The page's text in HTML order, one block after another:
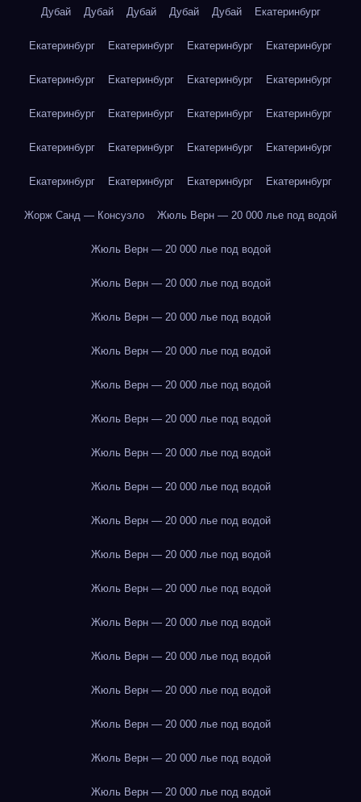
Дубай Дубай Дубай Дубай Дубай Екатеринбург
Екатеринбург Екатеринбург Екатеринбург Екатеринбург
Екатеринбург Екатеринбург Екатеринбург Екатеринбург
Екатеринбург Екатеринбург Екатеринбург Екатеринбург
Екатеринбург Екатеринбург Екатеринбург Екатеринбург
Екатеринбург Екатеринбург Екатеринбург Екатеринбург
Жорж Санд — Консуэло Жюль Верн — 20 000 лье под водой
Жюль Верн — 20 000 лье под водой
Жюль Верн — 20 000 лье под водой
Жюль Верн — 20 000 лье под водой
Жюль Верн — 20 000 лье под водой
Жюль Верн — 20 000 лье под водой
Жюль Верн — 20 000 лье под водой
Жюль Верн — 20 000 лье под водой
Жюль Верн — 20 000 лье под водой
Жюль Верн — 20 000 лье под водой
Жюль Верн — 20 000 лье под водой
Жюль Верн — 20 000 лье под водой
Жюль Верн — 20 000 лье под водой
Жюль Верн — 20 000 лье под водой
Жюль Верн — 20 000 лье под водой
Жюль Верн — 20 000 лье под водой
Жюль Верн — 20 000 лье под водой
Жюль Верн — 20 000 лье под водой